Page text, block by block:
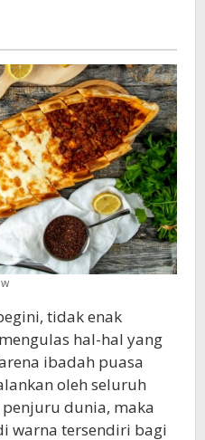
tidak enak
hal-hal yang
ibadah puasa
oleh seluruh
dunia, maka
warna tersendiri bagi